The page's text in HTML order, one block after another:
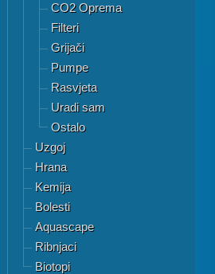
CO2 Oprema
Filteri
Grijači
Pumpe
Rasvjeta
Uradi sam
Ostalo
Uzgoj
Hrana
Kemija
Bolesti
Aquascape
Ribnjaci
Biotopi